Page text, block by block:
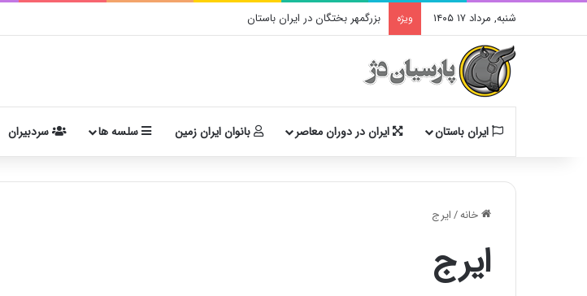
شنبه, مرداد ۱۷ ۱۴۰۵ ویژه بزرگمهر بختگان در ایران باستان
ایران باستان ایران در دوران معاصر بانوان ایران زمین سلسه ها سردبیران
خانه/ایرج
ایرج